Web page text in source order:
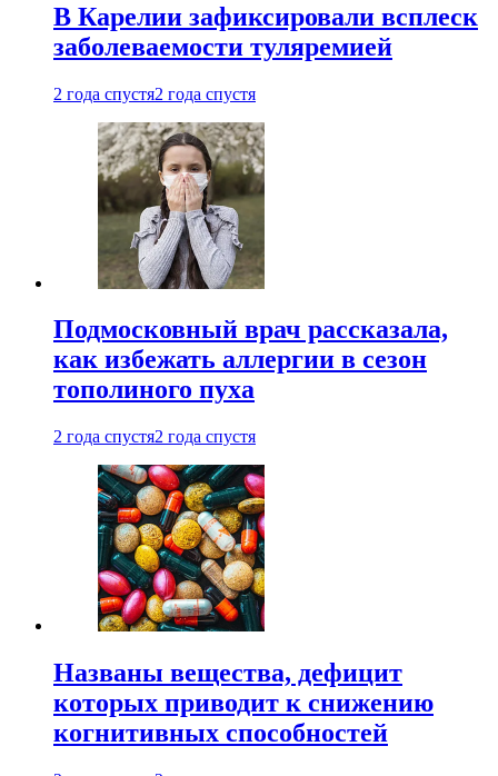
В Карелии зафиксировали всплеск
заболеваемости туляремией
2 года спустя2 года спустя
Подмосковный врач рассказала,
как избежать аллергии в сезон
тополиного пуха
2 года спустя2 года спустя
Названы вещества, дефицит
которых приводит к снижению
когнитивных способностей